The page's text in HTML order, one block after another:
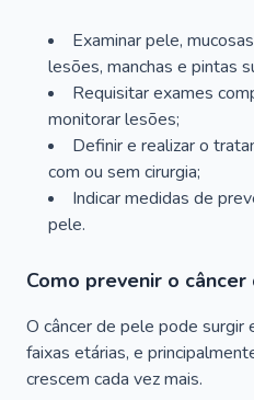
Examinar pele,
lesões, manchas e pintas
Requisitar exames
monitorar lesões;
Definir e realizar o
com ou sem cirurgia;
Indicar medidas de
pele.
Como prevenir o
O câncer de pele pode surgir
faixas etárias, e
crescem cada vez mais.